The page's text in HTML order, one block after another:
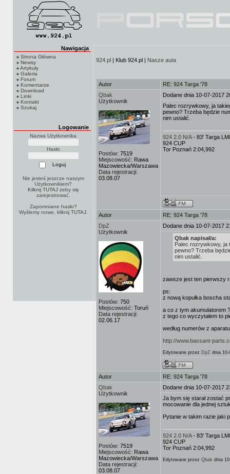
Nawigacja
Strona Główna
Newsy
Artykuły
Galeria
Forum
Komentarze
Download
Linki
Kontakt
Szukaj
Logowanie
Nazwa Użytkownika
Hasło
Nie jesteś jeszcze naszym
Użytkownikiem?
Kilknij TUTAJżeby się
zarejestrować.
Zapomniane hasło?
Wyślemy nowe, kliknij TUTAJ.
924.pl | Klub 924.pl | Nasze auta
Autor
RE: 924 Targa '78
Qbak
Użytkownik
Postów: 7519
Miejscowość: Rawa
Mazowiecka/Warszawa
Data rejestracji:
03.08.07
Dodane dnia 10-07-2017
Palec rozrywkowy, ja
pewno? Trzeba będzie
nim ustalić.
924 2.0 N/A- 83' Targa
924 CUP
Tor Poznań 2:04,992
Autor
RE: 924 Targa '78
DpZ
Użytkownik
Postów: 750
Miejscowość: Toruń
Data rejestracji:
02.06.17
Dodane dnia 10-07-2017
Qbak napisał/a:
Palec rozrywkowy, ja
pewno? Trzeba
nim ustalić.
zawsze jest ten pierwszy
ps:
z nową kopułka boscha
a co z tym akumulatorem
z tego co wyczytałem to
według numerów z
http://www.bassant-
Edytowane przez DpZ dnia 10-
Autor
RE: 924 Targa '78
Qbak
Użytkownik
Postów: 7519
Miejscowość: Rawa
Mazowiecka/Warszawa
Data rejestracji:
03.08.07
Dodane dnia 10-07-2017
Ja bym się starał zostać
mocowanie dla jednej
Pytanie w takim razie jaki
924 2.0 N/A- 83' Targa
924 CUP
Tor Poznań 2:04,992
Edytowane przez Qbak dnia